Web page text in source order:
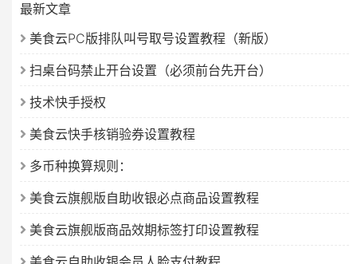
最新文章
美食云PC版排队叫号取号设置教程（新版）
扫桌台码禁止开台设置（必须前台先开台）
技术快手授权
美食云快手核销验券设置教程
多币种换算规则：
美食云旗舰版自助收银必点商品设置教程
美食云旗舰版商品效期标签打印设置教程